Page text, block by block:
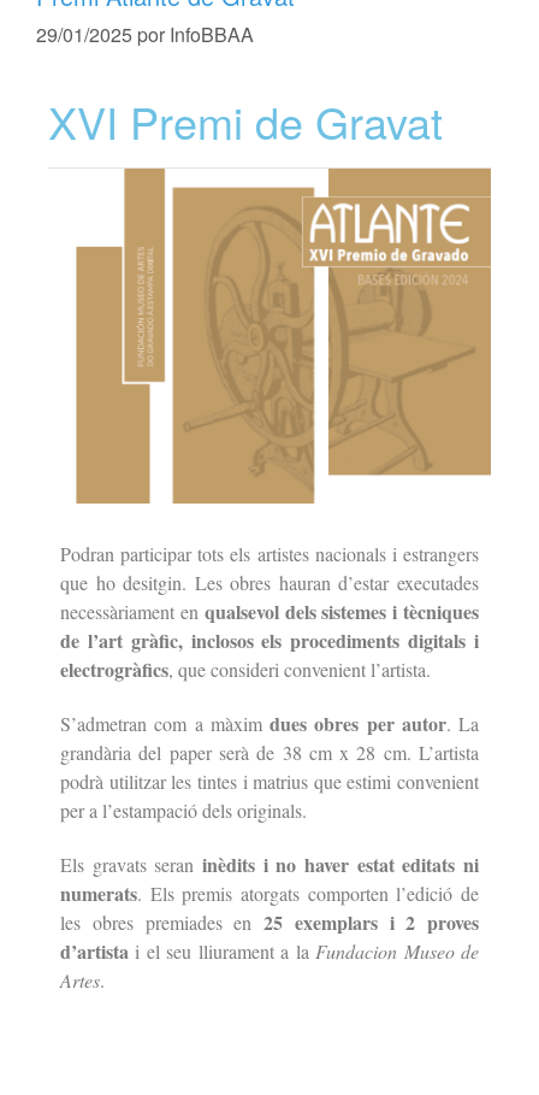
29/01/2025 por InfoBBAA
XVI Premi de Gravat
Podran participar tots els artistes nacionals i estrangers
que ho desitgin. Les obres hauran d’estar executades
necessàriament en qualsevol dels sistemes i tècniques
de l’art gràfic, inclosos els procediments digitals i
electrogràfics, que consideri convenient l’artista.
S’admetran com a màximdues obres per autor. La
grandària del paper serà de 38 cm x 28 cm. L’artista
podrà utilitzar les tintes i matrius que estimi convenient
per a l’estampació dels originals.
Els gravats seran inèdits i no haver estat editats ni
numerats. Els premis atorgats comporten l’edició de
les obres premiades en 25 exemplars i 2 proves
d’artista i el seu lliurament a laFundacion Museo de
Artes.